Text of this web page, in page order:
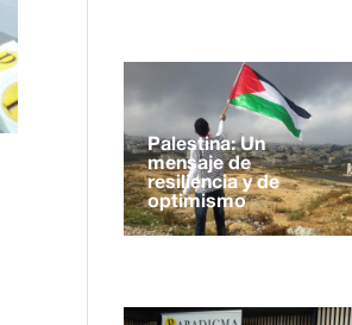
Palestina: Un
mensaje de
resiliencia y de
optimismo